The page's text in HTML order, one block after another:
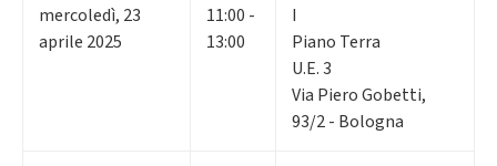
mercoledì, 23
aprile 2025
11:00 -
13:00
I
Piano Terra
U.E. 3
Via Piero Gobetti,
93/2 - Bologna